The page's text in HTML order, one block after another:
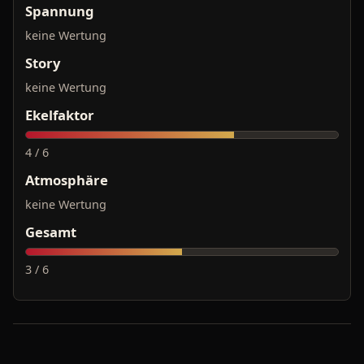
Spannung
keine Wertung
Story
keine Wertung
Ekelfaktor
4 / 6
Atmosphäre
keine Wertung
Gesamt
3 / 6